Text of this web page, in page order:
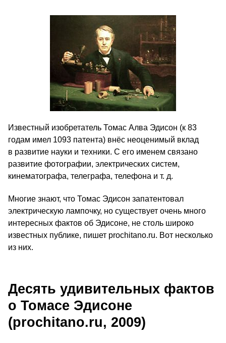
Известный изобретатель Томас Алва Эдисон (к 83
годам имел 1093 патента) внёс неоценимый вклад
в развитие науки и техники. С его именем связано
развитие фотографии, электрических систем,
кинематографа, телеграфа, телефона и т. д.
Многие знают, что Томас Эдисон запатентовал
электрическую лампочку, но существует очень много
интересных фактов об Эдисоне, не столь широко
известных публике, пишет prochitano.ru. Вот несколько
из них.
Десять удивительных фактов
о Томасе Эдисоне
(prochitano.ru, 2009)